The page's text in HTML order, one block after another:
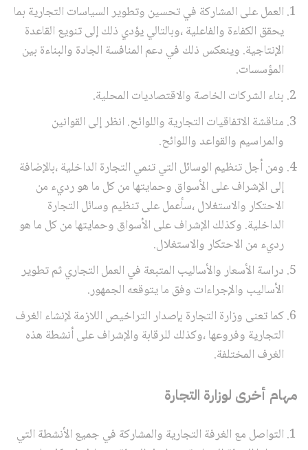
العمل على المشاركة في تحسين وتطوير السياسات التجارية بما
يحقق الكفاءة والفاعلية ،وبالتالي يؤدي ذلك إلى تنويع القاعدة
الإنتاجية. وينعكس ذلك في دعم المنافسة الجادة والبناءة بين
المؤسسات.
بناء الشركات الخاصة والاقتصاديات المحلية.
مناقشة الاتفاقيات التجارية واللوائح. انظر إلى القوانين
والمراسيم والقواعد واللوائح.
ومن أجل تنظيم الوسائل التي تنمي التجارة الداخلية ،بالإضافة
إلى الإشراف على الأسواق وحمايتها من كل ما هو رديء من
الاحتكار والاستغلال ،سأعمل على تنظيم وسائل التجارة
الداخلية. وكذلك الإشراف على الأسواق وحمايتها من كل ما هو
رديء من الاحتكار والاستغلال.
دراسة الأسعار والأساليب المتبعة في العمل التجاري ثم تطوير
الأساليب والإجراءات وفق ما يتوقعه الجمهور.
كما تعنى وزارة التجارة بإصدار التراخيص اللازمة لإنشاء الغرف
التجارية وفروعها ،وكذلك للرقابة والإشراف على أنشطة هذه
الغرف المختلفة.
مهام أخرى لوزارة التجارة
التواصل مع الغرفة التجارية والمشاركة في جميع الأنشطة التي